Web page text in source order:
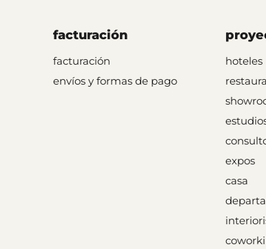
facturación
facturación
envíos y formas de pago
hoteles
expos
casa